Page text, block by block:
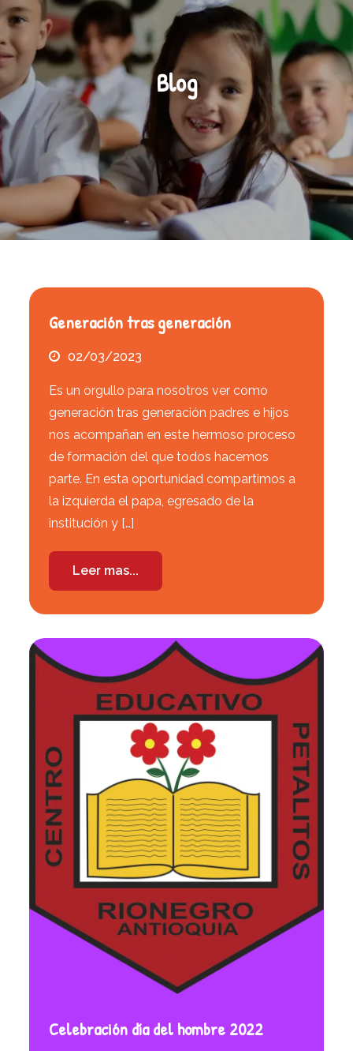
Blog
Generación tras generación
02/03/2023
Es un orgullo para nosotros ver como
generación tras generación padres e hijos
nos acompañan en este hermoso proceso
de formación del que todos hacemos
parte. En esta oportunidad compartimos a
la izquierda el papa, egresado de la
institución y […]
Leer mas...
Celebración día del hombre 2022